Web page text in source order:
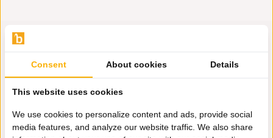
Hulp nodig?
Wij zitten voor je klaar.
Whatsapp ons
Consent About cookies Details
This website uses cookies
We use cookies to personalize content and ads, provide social
media features, and analyze our website traffic. We also share